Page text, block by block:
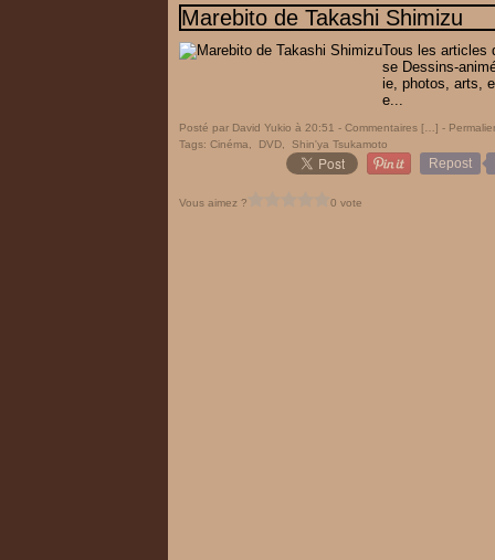
Marebito de Takashi Shimizu
Tous les articles
se Dessins-
ie, photos, arts,
e...
Posté par David Yukio à 20:51 - Commentaires [ ] -
Tags: Cinéma DVD Shin'ya Tsukamoto
Repost
Vous aimez ? 0 vote